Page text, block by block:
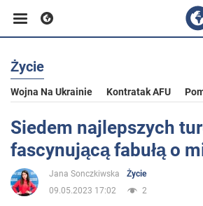
Biznes
Sport
Rozrywka
Życie
Wojna Na Ukrainie Kontratak AFU
Siedem najlepszych
fascynującą fabułą o
Jana Sonczkiwska
Życie
09.05.2023 17:02
2